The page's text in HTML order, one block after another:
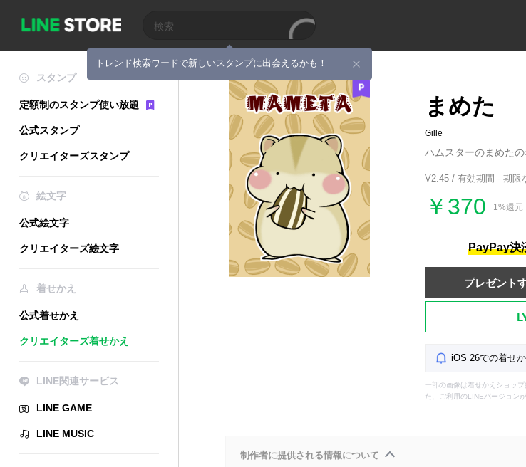
トレンド検索ワードで新しいスタンプに出会えるかも！
スタンプ
定額制のスタンプ使い放題
公式スタンプ
クリエイターズスタンプ
絵文字
公式絵文字
クリエイターズ絵文字
着せかえ
公式着せかえ
クリエイターズ着せかえ
LINE関連サービス
LINE GAME
LINE MUSIC
まめた
Gille
ハムスターのまめたの
V2.45 / 有効期間 - 期限
￥370 1%還元
PayPay決
プレゼント
iOS 26での着せ
一部の画像は着せかえショッ
た、ご利用のLINEバージョン
制作者に提供される情報について